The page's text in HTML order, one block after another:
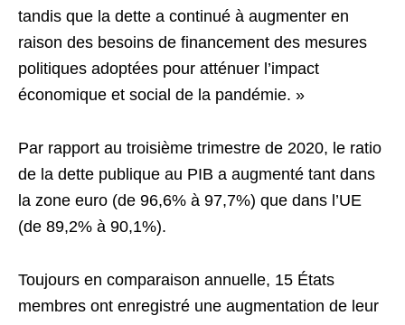
tandis que la dette a continué à augmenter en
raison des besoins de financement des mesures
politiques adoptées pour atténuer l’impact
économique et social de la pandémie. »
Par rapport au troisième trimestre de 2020, le ratio
de la dette publique au PIB a augmenté tant dans
la zone euro (de 96,6% à 97,7%) que dans l’UE
(de 89,2% à 90,1%).
Toujours en comparaison annuelle, 15 États
membres ont enregistré une augmentation de leur